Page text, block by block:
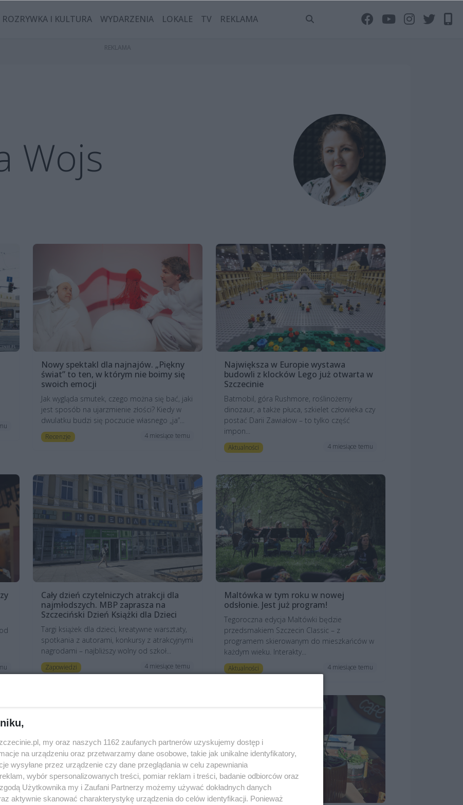
ROZRYWKA I KULTURA WYDARZENIA LOKALE TV REKLAMA
Wojs
Nowy spektakl dla najnajów. „Piękny
świat” to ten, w którym nie boimy się
swoich emocji
Jak wygląda smutek, czego można się bać, jaki
jest sposób na ujarzmienie złości? Kiedy w
dwulatku budzi się poczucie własnego „ja”...
Recenzje 4 miesiące temu
Największa w Europie wystawa
budowli z klocków Lego już otwarta w
Szczecinie
Batmobil, góra Rushmore, roślinożerny
dinozaur, a także płuca, szkielet człowieka czy
postać Darii Zawiałow – to tylko część
impon...
Aktualności 4 miesiące temu
Cały dzień czytelniczych atrakcji dla
najmłodszych. MBP zaprasza na
Szczeciński Dzień Książki dla Dzieci
Targi książek dla dzieci, kreatywne warsztaty,
spotkania z autorami, konkursy z atrakcyjnymi
nagrodami – najbliższy wolny od szkoł...
Zapowiedzi 4 miesiące temu
Maltówka w tym roku w nowej
odsłonie. Jest już program!
Tegoroczna edycja Maltówki będzie
przedsmakiem Szczecin Classic – z
programem skierowanym do mieszkańców w
każdym wieku. Interakty...
Aktualności 4 miesiące temu
my oraz naszych 1162 zaufanych partnerów uzyskujemy dostęp i
na urządzeniu oraz przetwarzamy dane osobowe, takie jak unikalne identyfikatory,
wysyłane przez urządzenie czy dane przeglądania w celu zapewniania
wybór spersonalizowanych treści, pomiar reklam i treści, badanie odbiorców oraz
Użytkownika my i Zaufani Partnerzy możemy używać dokładnych danych
aktywnie skanować charakterystykę urządzenia do celów identyfikacji. Ponieważ